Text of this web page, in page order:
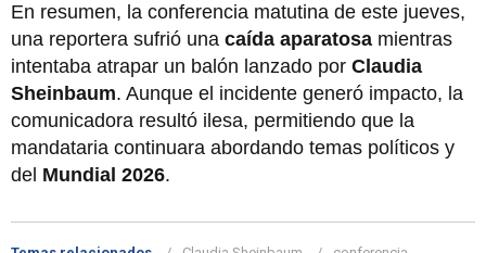
En resumen, la conferencia matutina de este jueves,
una reportera sufrió una caída aparatosa mientras
intentaba atrapar un balón lanzado por Claudia
Sheinbaum. Aunque el incidente generó impacto, la
comunicadora resultó ilesa, permitiendo que la
mandataria continuara abordando temas políticos y
del Mundial 2026.